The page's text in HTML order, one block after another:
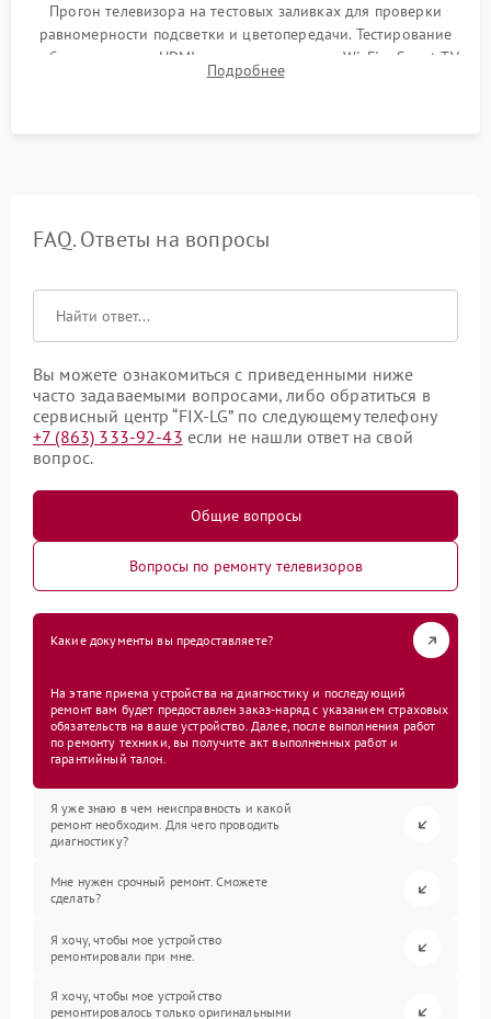
Прогон телевизора на тестовых заливках для проверки
равномерности подсветки и цветопередачи. Тестирование
работы разъемов HDMI, динамиков, модуля Wi-Fi и Smart TV
в рабочем режиме в течение нескольких часов.
Подробнее
FAQ. Ответы на вопросы
Вы можете ознакомиться с приведенными ниже
часто задаваемыми вопросами, либо обратиться в
сервисный центр “FIX-LG” по следующему телефону
+7 (863) 333-92-43 если не нашли ответ на свой
вопрос.
Общие вопросы
Вопросы по ремонту телевизоров
Какие документы вы предоставляете?
На этапе приема устройства на диагностику и последующий
ремонт вам будет предоставлен заказ-наряд с указанием страховых
обязательств на ваше устройство. Далее, после выполнения работ
по ремонту техники, вы получите акт выполненных работ и
гарантийный талон.
Я уже знаю в чем неисправность и какой
ремонт необходим. Для чего проводить
диагностику?
Мне нужен срочный ремонт. Сможете
сделать?
Я хочу, чтобы мое устройство
ремонтировали при мне.
Я хочу, чтобы мое устройство
ремонтировалось только оригинальными